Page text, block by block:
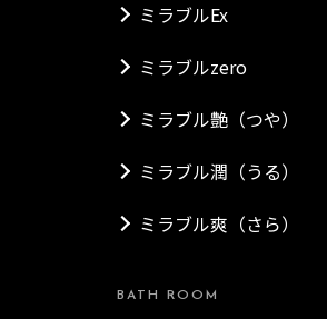
ミラブルEx
ミラブルzero
ミラブル艶（つや）
ミラブル潤（うる）
ミラブル爽（さら）
BATH ROOM